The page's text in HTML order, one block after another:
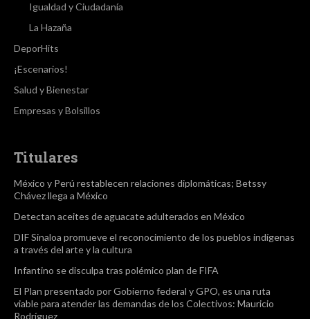
Igualdad y Ciudadanía
La Hazaña
DeporHits
¡Escenarios!
Salud y Bienestar
Empresas y Bolsillos
Titulares
México y Perú restablecen relaciones diplomáticas; Betssy
Chávez llega a México
Detectan aceites de aguacate adulterados en México
DIF Sinaloa promueve el reconocimiento de los pueblos indígenas
a través del arte y la cultura
Infantino se disculpa tras polémico plan de FIFA
El Plan presentado por Gobierno federal y GPO, es una ruta
viable para atender las demandas de los Colectivos: Mauricio
Rodríguez